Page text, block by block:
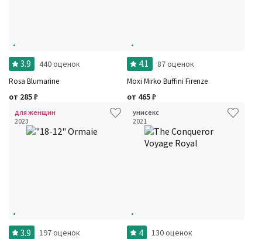
3.9 440 оценок
Rosa Blumarine
от 285₽
4.1 87 оценок
Moxi Mirko Buffini Firenze
от 465₽
для женщин
2023
3.9 197 оценок
унисекс
2021
4 130 оценок